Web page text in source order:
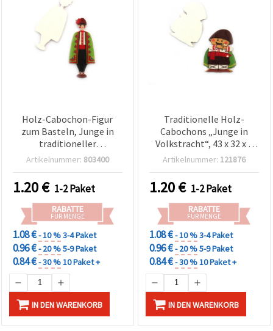
Holz-Cabochon-Figur
zum Basteln, Junge in
traditioneller
Volkstracht, 45 x 23 x 1,5
Artikelnummer: 803400
1.20€ 1-2 Paket
RABATTE
FÜR MENGE
1.08 €- 10 %3-4 Paket
0.96 €- 20 %5-9 Paket
0.84 €- 30 %10 Paket +
IN DEN WARENKORB
Traditionelle Holz-
Cabochons „Junge in
Volkstracht“, 43 x 32 x 2
mm – Perfekt für Basteln,
Deko, Set mit 10 Stück
Artikelnummer: 121876
1.20€ 1-2 Paket
RABATTE
FÜR MENGE
1.08 €- 10 %3-4 Paket
0.96 €- 20 %5-9 Paket
0.84 €- 30 %10 Paket +
IN DEN WARENKORB